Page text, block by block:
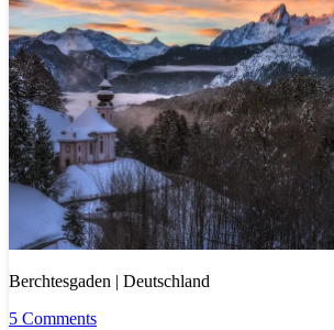
Berchtesgaden | Deutschland
5 Comments